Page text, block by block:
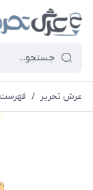
عرش تحریر /